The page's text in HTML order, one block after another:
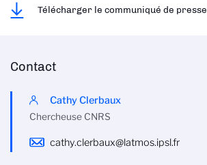
Télécharger le communiqué de presse
Contact
Cathy Clerbaux
Chercheuse CNRS
cathy.clerbaux@latmos.ipsl.fr